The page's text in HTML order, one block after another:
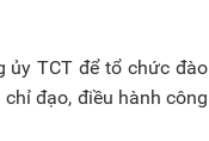
ủy TCT để tổ chức đào
đạo, điều hành công